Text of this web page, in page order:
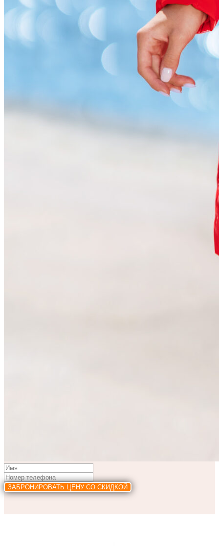
ЗАБРОНИРОВАТЬ ЦЕНУ СО СКИДКОЙ